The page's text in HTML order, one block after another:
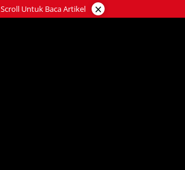
Scroll Untuk Baca Artikel ×